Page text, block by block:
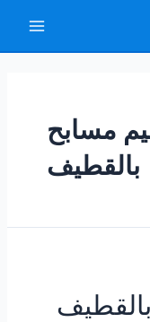
مسابح
بالقطيف